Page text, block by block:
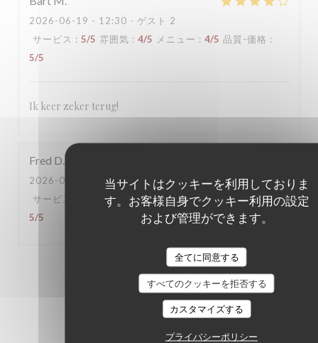
当サイトはクッキーを利用しておりま
す。お客様自身でクッキー利用の設定
および管理ができます。
全てに同意する
すべてのクッキーを拒否する
カスタマイズする
プライバシーポリシー
2026-06-19 - 12:30 - ゲスト 2
サービス : 5/5 雰囲気 : 4/5 メニュー : 4/5 品質-価格 :
5/5
Ik keer zeker terug!
Fred D
2026-06-16
- 18:30 - ゲスト 6
サービス
雰囲気 : 5/5 メニュー: 5/5 品質-価格:
5/5
3